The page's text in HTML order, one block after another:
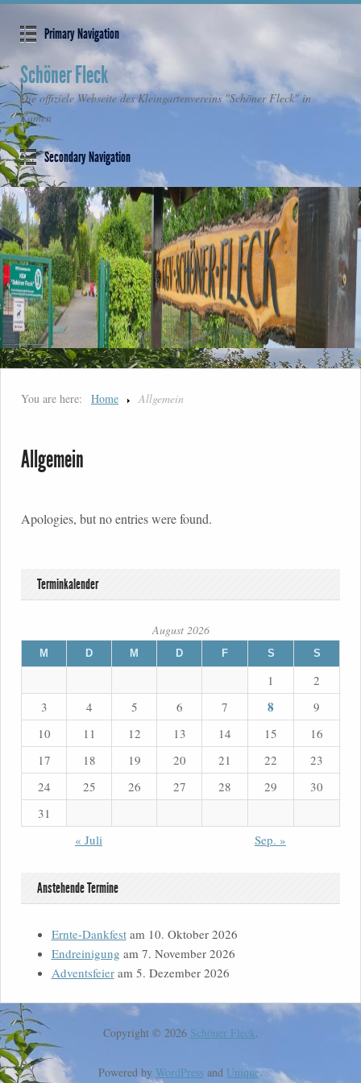
Primary Navigation
Schöner Fleck
Die offiziele Webseite des Kleingartenvereins "Schöner Fleck" in
Kamen
Secondary Navigation
You are here: Home Allgemein
Allgemein
Apologies, but no entries were found.
Terminkalender
August 2026
M D M D F S S
1
2
3
4 5 6 7 8
9
10
11 12 13 14 15
16
17
18 19 20 21 22
23
24
25 26 27 28 29
30
31
« Juli
Sep. »
Anstehende Termine
Ernte-Dankfestam 10. Oktober 2026
Endreinigung am 7. November 2026
Adventsfeieram 5. Dezember 2026
Copyright © 2026 Schöner Fleck.
Powered by WordPress and Unique.